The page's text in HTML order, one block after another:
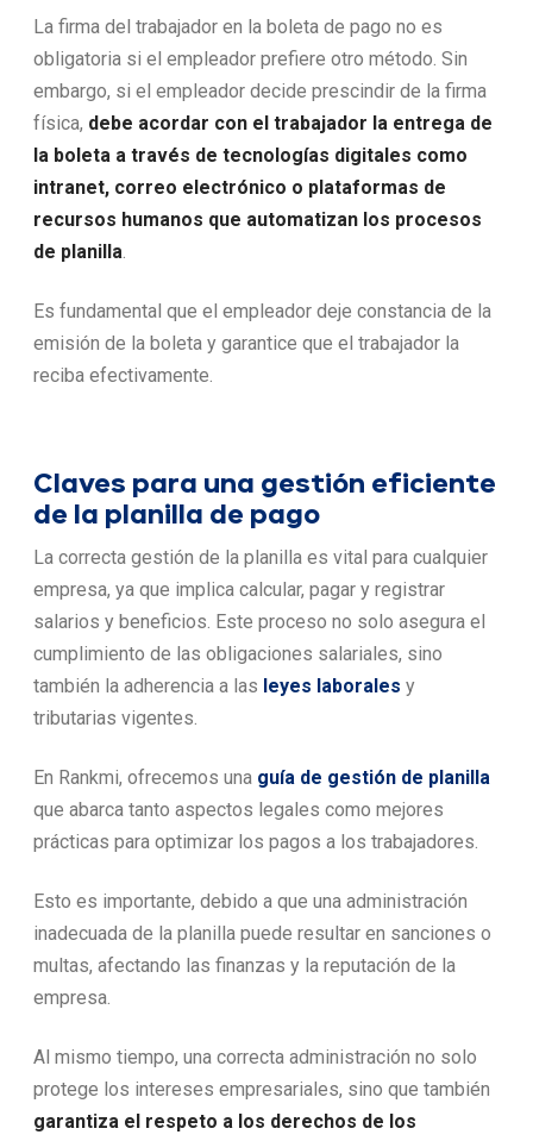
La firma del trabajador en la boleta de pago no es
obligatoria si el empleador prefiere otro método. Sin
embargo, si el empleador decide prescindir de la firma
física, debe acordar con el trabajador la entrega de
la boleta a través de tecnologías digitales como
intranet, correo electrónico o plataformas de
recursos humanos que automatizan los procesos
de planilla
Es fundamental que el empleador deje constancia de la
emisión de la boleta y garantice que el trabajador la
reciba efectivamente.
Claves para una gestión eficiente
de la planilla de pago
La correcta gestión de la planilla es vital para cualquier
empresa, ya que implica calcular, pagar y registrar
salarios y beneficios. Este proceso no solo asegura el
cumplimiento de las obligaciones salariales, sino
también la adherencia a las leyes laborales y
tributarias vigentes.
En Rankmi, ofrecemos una guía de gestión de planilla
que abarca tanto aspectos legales como mejores
prácticas para optimizar los pagos a los trabajadores.
Esto es importante, debido a que una administración
inadecuada de la planilla puede resultar en sanciones o
multas, afectando las finanzas y la reputación de la
empresa.
Al mismo tiempo, una correcta administración no solo
protege los intereses empresariales, sino que también
garantiza el respeto a los derechos de los